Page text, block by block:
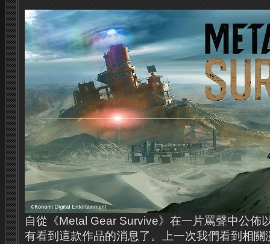
自從《Metal Gear Survive》在一片罵聲中公佈
有看到這款作品的消息了。上一次我們看到相關